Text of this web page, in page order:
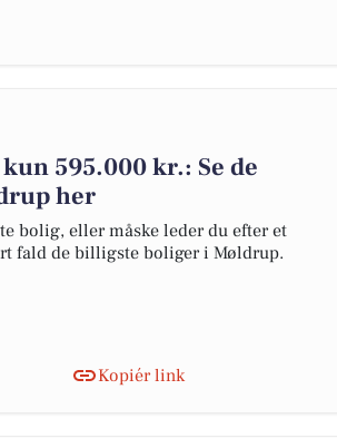
595.000 kr.: Se de
her
bolig, eller måske leder du efter et
fald de billigste boliger i Møldrup.
Kopiér link